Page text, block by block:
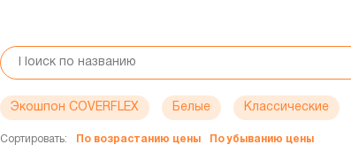
Экошпон COVERFLEX Белые Классические
Сортировать: По возрастанию цены По убыванию цены